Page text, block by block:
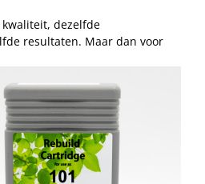
dezelfde
resultaten. Maar dan voor